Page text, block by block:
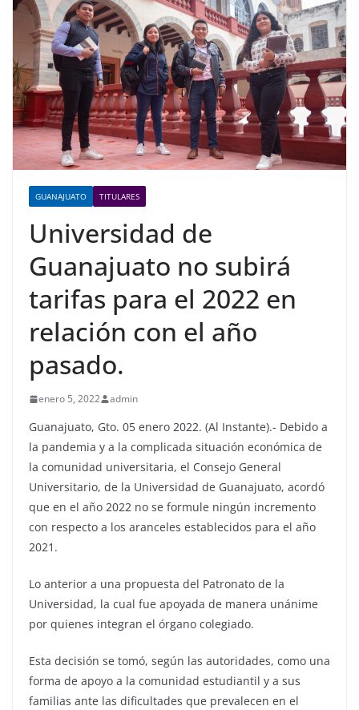
GUANAJUATO TITULARES
Universidad de
Guanajuato no subirá
tarifas para el 2022 en
relación con el año
pasado.
enero 5, 2022 admin
Guanajuato, Gto. 05 enero 2022. (Al Instante).- Debido a
la pandemia y a la complicada situación económica de
la comunidad universitaria, el Consejo General
Universitario, de la Universidad de Guanajuato, acordó
que en el año 2022 no se formule ningún incremento
con respecto a los aranceles establecidos para el año
2021.
Lo anterior a una propuesta del Patronato de la
Universidad, la cual fue apoyada de manera unánime
por quienes integran el órgano colegiado.
Esta decisión se tomó, según las autoridades, como una
forma de apoyo a la comunidad estudiantil y a sus
familias ante las dificultades que prevalecen en el